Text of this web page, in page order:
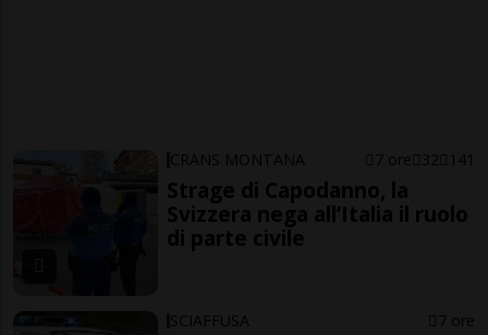
CRANS MONTANA 7 ore 32 141
Strage di Capodanno, la
Svizzera nega all’Italia il ruolo
di parte civile
SCIAFFUSA 7 ore